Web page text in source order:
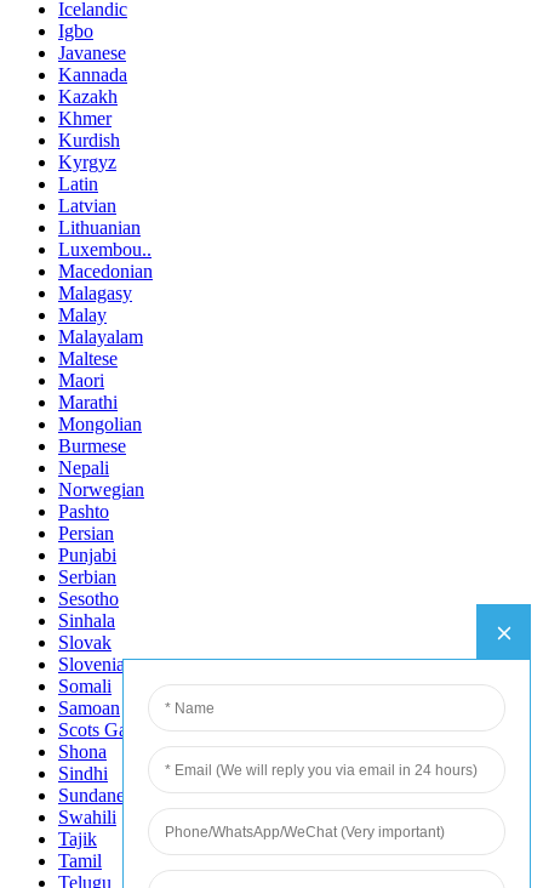
Icelandic
Igbo
Javanese
Kannada
Kazakh
Khmer
Kurdish
Kyrgyz
Latin
Latvian
Lithuanian
Luxembou..
Macedonian
Malagasy
Malay
Malayalam
Maltese
Maori
Marathi
Mongolian
Burmese
Nepali
Norwegian
Pashto
Persian
Punjabi
Serbian
Sesotho
Sinhala
Slovak
Slovenian
Somali
Samoan
Scots Gaelic
Shona
Sindhi
Sundanese
Swahili
Tajik
Tamil
Telugu